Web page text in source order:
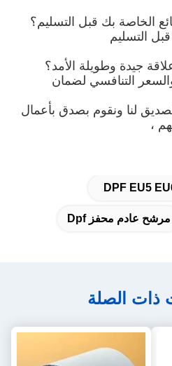
التنافسي لضمان
لنا ونقوم بصدق بأعمال
،
مرشح عادم محفز Dpf
ذات الصلة